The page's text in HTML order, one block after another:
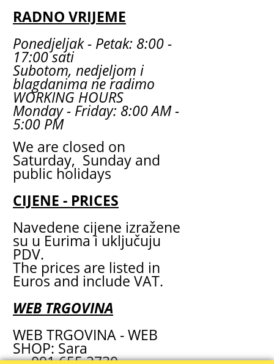
RADNO VRIJEME
Ponedjeljak - Petak: 8:00 -
17:00 sati
Subotom, nedjeljom i
blagdanima ne radimo
WORKING HOURS
Monday - Friday: 8:00 AM -
5:00 PM
We are closed on
Saturday, Sunday and
public holidays
CIJENE - PRICES
Navedene cijene izražene
su u Eurima i uključuju
PDV.
The prices are listed in
Euros and include VAT.
WEB TRGOVINA
WEB TRGOVINA - WEB
SHOP: Sara